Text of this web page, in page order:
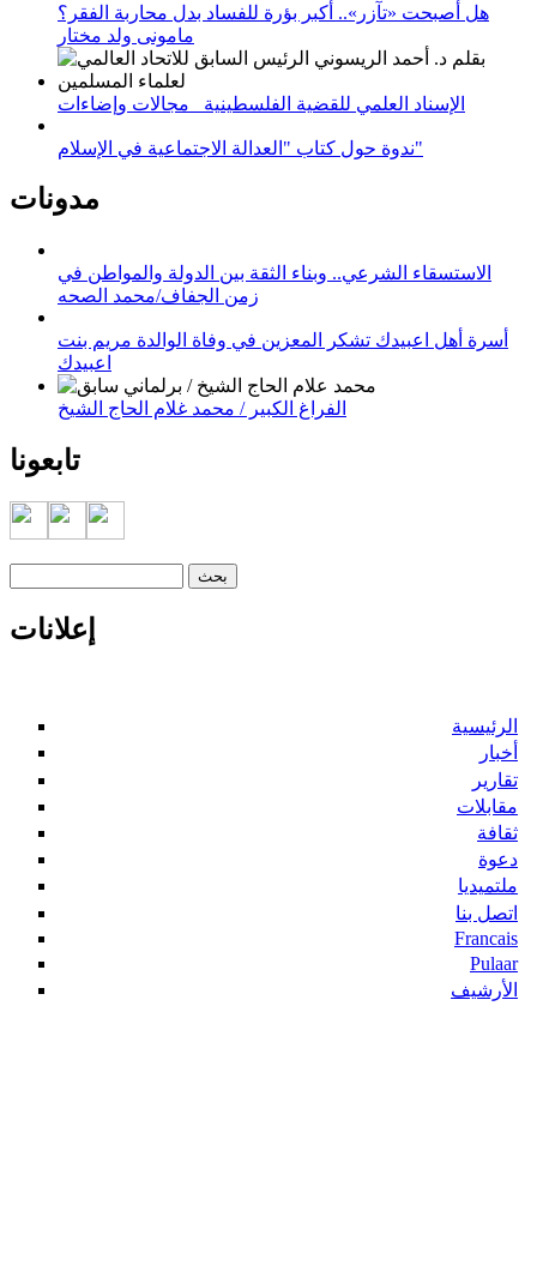
هل أصبحت «تآزر».. أكبر بؤرة للفساد بدل محاربة الفقر؟
مامونى ولد مختار
الإسناد العلمي للقضية الفلسطينية_ مجالات وإضاءات
ندوة حول كتاب "العدالة الاجتماعية في الإسلام"
مدونات
الاستسقاء الشرعي.. وبناء الثقة بين الدولة والمواطن في
زمن الجفاف/محمد الصحه
أسرة أهل اعبيدك تشكر المعزين في وفاة الوالدة مريم بنت
اعبيدك
الفراغ الكبير / محمد غلام الحاج الشيخ
تابعونا
إعلانات
الرئيسية
أخبار
تقارير
مقابلات
ثقافة
دعوة
ملتميديا
اتصل بنا
Francais
Pulaar
الأرشيف